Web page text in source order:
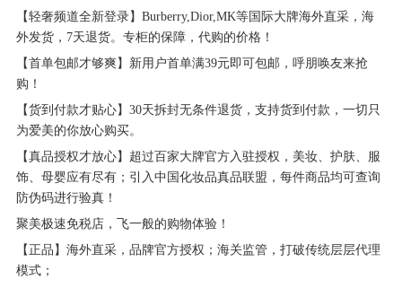
【轻奢频道全新登录】Burberry,Dior,MK等国际大牌海外直采，海
外发货，7天退货。专柜的保障，代购的价格！
【首单包邮才够爽】新用户首单满39元即可包邮，呼朋唤友来抢
购！
【货到付款才贴心】30天拆封无条件退货，支持货到付款，一切只
为爱美的你放心购买。
【真品授权才放心】超过百家大牌官方入驻授权，美妆、护肤、服
饰、母婴应有尽有；引入中国化妆品真品联盟，每件商品均可查询
防伪码进行验真！
聚美极速免税店，飞一般的购物体验！
【正品】海外直采，品牌官方授权；海关监管，打破传统层层代理
模式；